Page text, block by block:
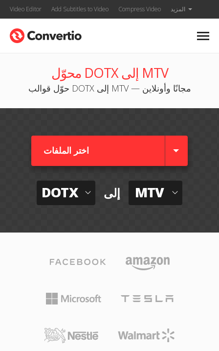
Video Editor Add Subtitles to Video Compress Video المزيد
محوّل DOTX إلى MTV
حوّل قوالب DOTX إلى MTV — مجانًا وأونلاين
اختر الملفات
DOTX إلى MTV